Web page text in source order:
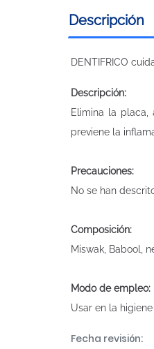
Descripción
DENTIFRICO
Descripción:
Elimina la
previene la
Precauciones:
No se han
Composición:
Miswak, Babool,
Modo de empleo:
Usar en la
Fecha revisión: